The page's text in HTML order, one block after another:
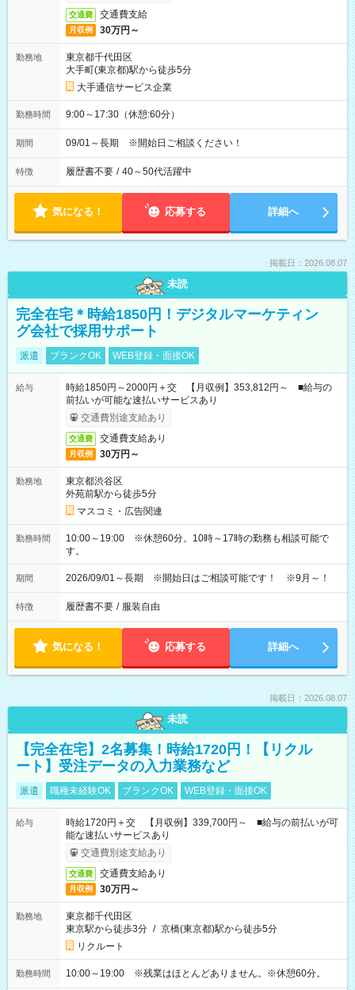
交通費 交通費支給
月収例 30万円～
勤務地
東京都千代田区
大手町(東京都)駅から徒歩5分
大手通信サービス企業
勤務時間 9:00～17:30（休憩:60分）
期間 09/01～長期 ※開始日ご相談ください！
特徴 履歴書不要 / 40～50代活躍中
気になる！ 応募する 詳細へ
掲載日：2026.08.07
未読
完全在宅＊時給1850円！デジタルマーケティン
グ会社で採用サポート
派遣 ブランクOK WEB登録・面接OK
給与
時給1850円～2000円＋交 【月収例】353,812円～ ■給与の
前払いが可能な速払いサービスあり
交通費別途支給あり
交通費 交通費支給あり
月収例 30万円～
勤務地
東京都渋谷区
外苑前駅から徒歩5分
マスコミ・広告関連
勤務時間
10:00～19:00 ※休憩60分。10時～17時の勤務も相談可能で
す。
期間 2026/09/01～長期 ※開始日はご相談可能です！ ※9月～！
特徴 履歴書不要 / 服装自由
気になる！ 応募する 詳細へ
掲載日：2026.08.07
未読
【完全在宅】2名募集！時給1720円！【リクル
ート】受注データの入力業務など
派遣 職種未経験OK ブランクOK WEB登録・面接OK
給与
時給1720円＋交 【月収例】339,700円～ ■給与の前払いが可
能な速払いサービスあり
交通費別途支給あり
交通費 交通費支給あり
月収例 30万円～
勤務地
東京都千代田区
東京駅から徒歩3分 / 京橋(東京都)駅から徒歩5分
リクルート
勤務時間 10:00～19:00 ※残業はほとんどありません。※休憩60分。